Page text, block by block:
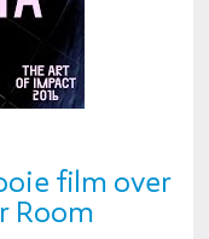
film over
Room